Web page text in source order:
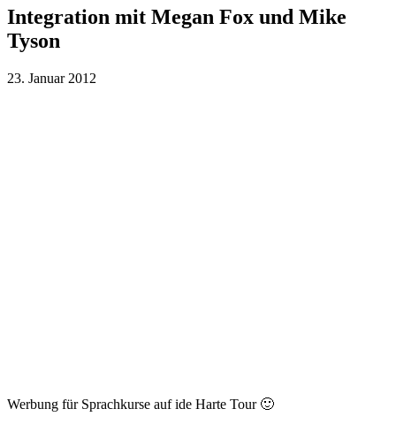
Search
Integration mit Megan Fox und Mike
Tyson
23. Januar 2012
Werbung für Sprachkurse auf ide Harte Tour 🙂